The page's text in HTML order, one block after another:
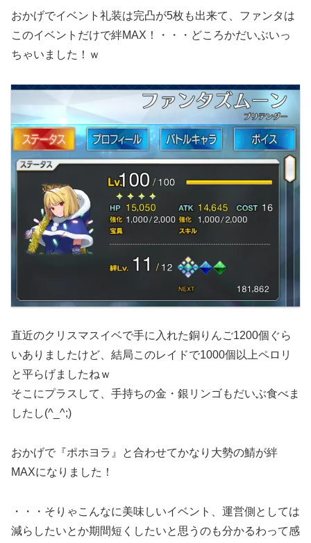
おかげでイベント礼装は完凸が5枚も出来て、ファンタは
このイベントだけで絆MAX！・・・どころかだいぶいっ
ちゃいました！ｗ
直近のクリスマスイベで手に入れた銅りんご1200個ぐら
いありましたけど、結局このレイドで1000個以上ペロリ
と平らげましたねｗ
そこにプラスして、手持ちの金・銀リンゴもだいぶ食べま
したし(^_^;)
おかげで『ポホヨラ』と合わせてかなり大勢の鯖が絆
MAXになりました！
・・・そりゃこんなに美味しいイベント、運営側としては
減らしたいとか期間短くしたいと思うのも分かるわって感